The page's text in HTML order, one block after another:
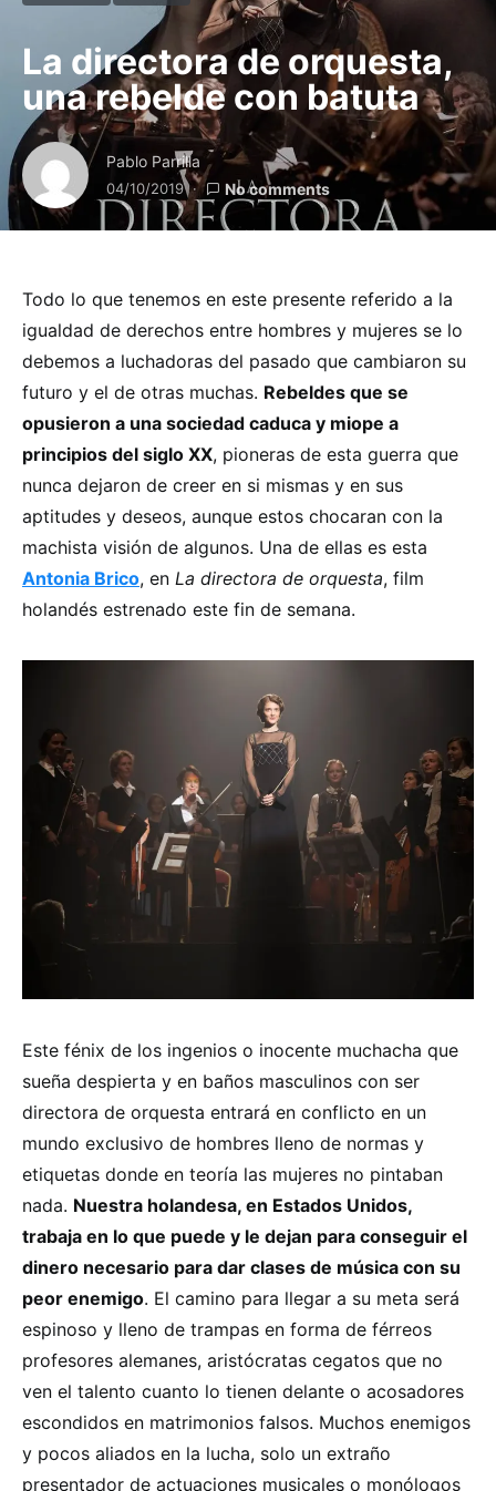
La directora de orquesta,
una rebelde con batuta
Pablo Parrilla
04/10/2019 No comments
Todo lo que tenemos en este presente referido a la
igualdad de derechos entre hombres y mujeres se lo
debemos a luchadoras del pasado que cambiaron su
futuro y el de otras muchas. Rebeldes que se
opusieron a una sociedad caduca y miope a
principios del siglo XX, pioneras de esta guerra que
nunca dejaron de creer en si mismas y en sus
aptitudes y deseos, aunque estos chocaran con la
machista visión de algunos. Una de ellas es esta
Antonia Brico, en La directora de orquesta, film
holandés estrenado este fin de semana.
Este fénix de los ingenios o inocente muchacha que
sueña despierta y en baños masculinos con ser
directora de orquesta entrará en conflicto en un
mundo exclusivo de hombres lleno de normas y
etiquetas donde en teoría las mujeres no pintaban
nada. Nuestra holandesa, en Estados Unidos,
trabaja en lo que puede y le dejan para conseguir el
dinero necesario para dar clases de música con su
peor enemigo. El camino para llegar a su meta será
espinoso y lleno de trampas en forma de férreos
profesores alemanes, aristócratas cegatos que no
ven el talento cuanto lo tienen delante o acosadores
escondidos en matrimonios falsos. Muchos enemigos
y pocos aliados en la lucha, solo un extraño
presentador de actuaciones musicales o monólogos